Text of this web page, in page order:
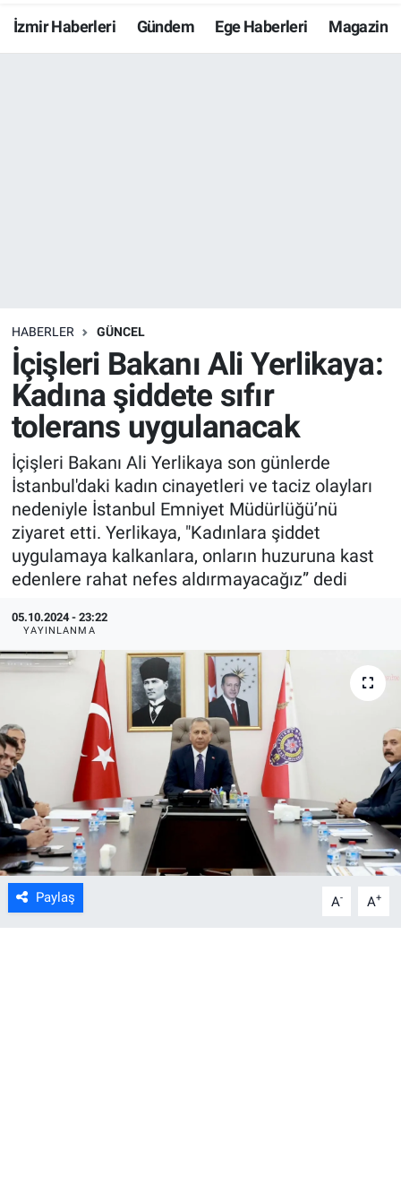
İzmir Haberleri Gündem Ege Haberleri Magazin
HABERLER GÜNCEL
İçişleri Bakanı Ali Yerlikaya:
Kadına şiddete sıfır
tolerans uygulanacak
İçişleri Bakanı Ali Yerlikaya son günlerde
İstanbul'daki kadın cinayetleri ve taciz olayları
nedeniyle İstanbul Emniyet Müdürlüğü’nü
ziyaret etti. Yerlikaya, "Kadınlara şiddet
uygulamaya kalkanlara, onların huzuruna kast
edenlere rahat nefes aldırmayacağız” dedi
05.10.2024 - 23:22
YAYINLANMA
Paylaş A- A+
Resmi İlanlar